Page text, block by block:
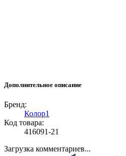
Дополнительное описание
Бренд:
Колор1
Код товара:
416091-21
Загрузка комментариев...